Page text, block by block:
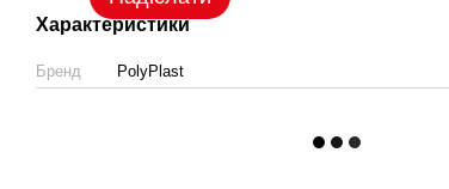
Характеристики
Бренд PolyPlast